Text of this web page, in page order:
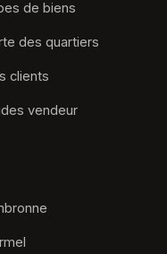
de biens
des quartiers
clients
vendeur